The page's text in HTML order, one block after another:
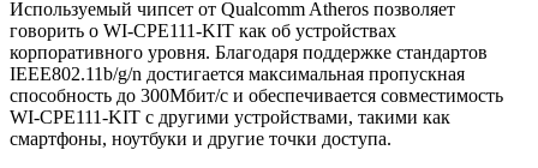
Используемый чипсет от Qualcomm Atheros позволяет
говорить о WI-CPE111-KIT как об устройствах
корпоративного уровня. Благодаря поддержке стандартов
IEEE802.11b/g/n достигается максимальная пропускная
способность до 300Мбит/с и обеспечивается совместимость
WI-CPE111-KIT с другими устройствами, такими как
смартфоны, ноутбуки и другие точки доступа.